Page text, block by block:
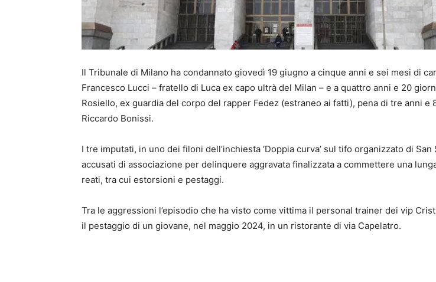
Il Tribunale di Milano ha condannato giovedì 19 giugno a cinque anni e sei mesi di
Francesco Lucci – fratello di Luca ex capo ultrà del Milan – e a quattro anni e 20
Rosiello, ex guardia del corpo del rapper Fedez (estraneo ai fatti), pena di tre anni e
Riccardo Bonissi.
I tre imputati, in uno dei filoni dell’inchiesta ‘Doppia curva’ sul tifo organizzato di San
accusati di associazione per delinquere aggravata finalizzata a commettere una
reati, tra cui estorsioni e pestaggi.
Tra le aggressioni l’episodio che ha visto come vittima il personal trainer dei vip
il pestaggio di un giovane, nel maggio 2024, in un ristorante di via Capelatro.